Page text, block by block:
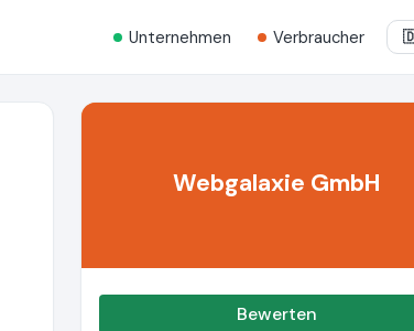
Unternehmen Verbraucher
Webgalaxie GmbH
Bewerten